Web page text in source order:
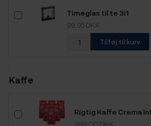
Timeglas til te 3i1
99,95 DKK
Tilføj til kurv
Kaffe
Rigtig Kaffe Crema
999,00 DKK